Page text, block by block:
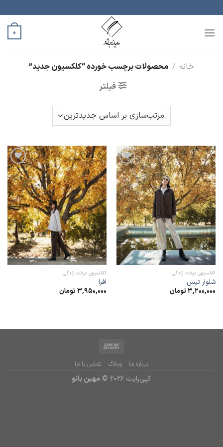
به
محتوا
0
خانه / محصولات برچسب خورده “کلکسیون جدید”
فیلتر
افزودن
به
علاقه
مندی
ها
کلکسیون درخت زندگی
شلوار تیس
3,200,000تومان
افزودن
به
علاقه
مندی
ها
کلکسیون درخت زندگی
افرا
3,950,000تومان
درباره ما وبلاگ تماس با ما
کپی‌رایت 2026 © مهین بانو